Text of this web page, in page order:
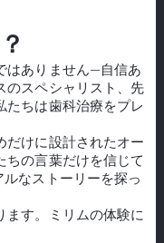
はありません—自信あ
のスペシャリスト、先
たちは歯科治療をプレ
だけに設計されたオー
ちの言葉だけを信じて
なストーリーを探っ
ます。ミリムの体験に